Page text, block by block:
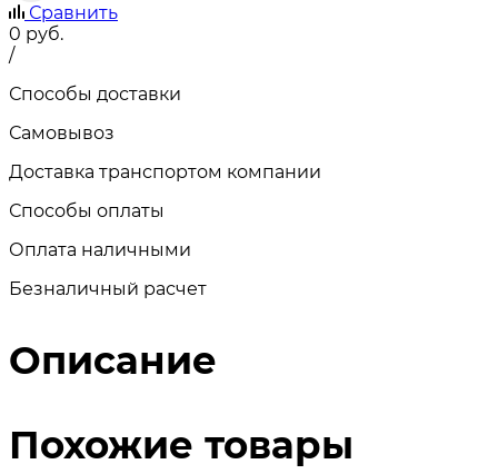
Сравнить
0 руб.
/
Способы доставки
Самовывоз
Доставка транспортом компании
Способы оплаты
Оплата наличными
Безналичный расчет
Описание
Похожие товары